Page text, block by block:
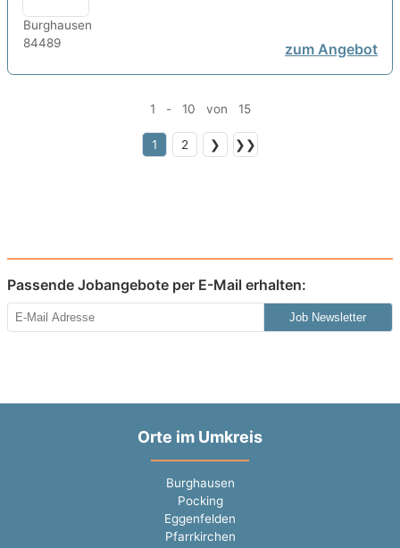
zum Angebot
1 - 10 von 15
1 2 ❯ ❯❯
Passende Jobangebote per E-Mail erhalten:
Job Newsletter
Orte im Umkreis
Burghausen
Pocking
Eggenfelden
Pfarrkirchen